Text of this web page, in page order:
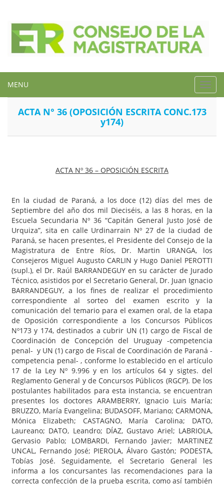
MENU
ACTA N° 36 (OPOSICIÓN ESCRITA CONC.173
y174)
ACTA Nº 36 – OPOSICIÓN ESCRITA
En la ciudad de Paraná, a los doce (12) días del mes de
Septiembre del año dos mil Dieciséis, a las 8 horas, en la
Escuela Secundaria Nº 36 “Capitán General Justo José de
Urquiza”, sita en calle Urdinarrain Nº 27 de la ciudad de
Paraná, se hacen presentes, el Presidente del Consejo de la
Magistratura de Entre Ríos, Dr. Martin URANGA, los
Consejeros Miguel Augusto CARLIN y Hugo Daniel PEROTTI
(supl.), el Dr. Raúl BARRANDEGUY en su carácter de Jurado
Técnico, asistidos por el Secretario General, Dr. Juan Ignacio
BARRANDEGUY, a los fines de realizar el procedimiento
correspondiente al sorteo del examen escrito y la
comunicación del temario para el examen oral, de la etapa
de Oposición correspondiente a los Concursos Públicos
Nº173 y 174, destinados a cubrir UN (1) cargo de Fiscal de
Coordinación de Concepción del Uruguay -competencia
penal- y UN (1) cargo de Fiscal de Coordinación de Paraná -
competencia penal- , conforme lo establecido en el artículo
17 de la Ley Nº 9.996 y en los artículos 64 y sigtes. del
Reglamento General y de Concursos Públicos (RGCP). De los
postulantes habilitados para esta instancia, se encuentran
presentes los doctores ARAMBERRY, Ignacio Luis María;
BRUZZO, María Evangelina; BUDASOFF, Mariano; CARMONA,
Mónica Elizabeth; CASTAGNO, María Carolina; DATO,
Laureano; DATO, Leandro; DÍAZ, Gustavo Ariel; LABRIOLA,
Gervasio Pablo; LOMBARDI, Fernando Javier; MARTINEZ
UNCAL, Fernando José; PIEROLA, Álvaro Gastón; PODESTA,
Tobías José. Seguidamente, el Secretario General les
informa a los concursantes las recomendaciones para la
correcta confección de la prueba escrita, como así también